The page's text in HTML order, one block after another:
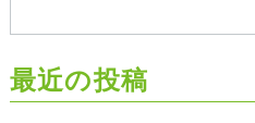
最近の投稿